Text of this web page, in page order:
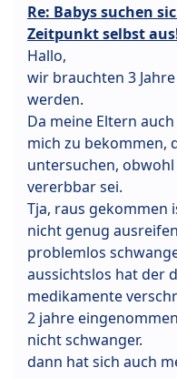
Re: Babys suchen
Zeitpunkt selbst
Hallo,
wir brauchten 3
werden.
Da meine Eltern
mich zu bekommen,
untersuchen,
vererbbar sei.
Tja, raus gekommen
nicht genug
problemlos
aussichtslos hat der
medikamente
2 jahre
nicht schwanger.
dann hat sich auch